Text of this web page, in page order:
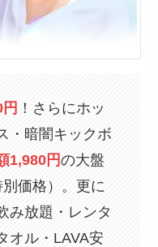
！さらにホッ
・暗闇キックボ
1,980円の大盤
価格）。更に
み放題・レンタ
オル・LAVA安